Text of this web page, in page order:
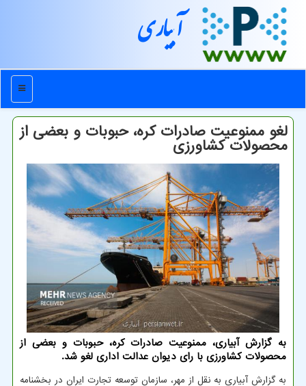
آبیاری
منو
لغو ممنوعیت صادرات کره، حبوبات و بعضی از
محصولات کشاورزی
به گزارش آبیاری، ممنوعیت صادرات کره، حبوبات و بعضی از
محصولات کشاورزی با رای دیوان عدالت اداری لغو شد.
به گزارش آبیاری به نقل از مهر، سازمان توسعه تجارت ایران در بخشنامه